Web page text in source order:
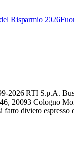
Risparmio 2026
2026 RTI S.p.A.
20093 Cologno
fatto divieto